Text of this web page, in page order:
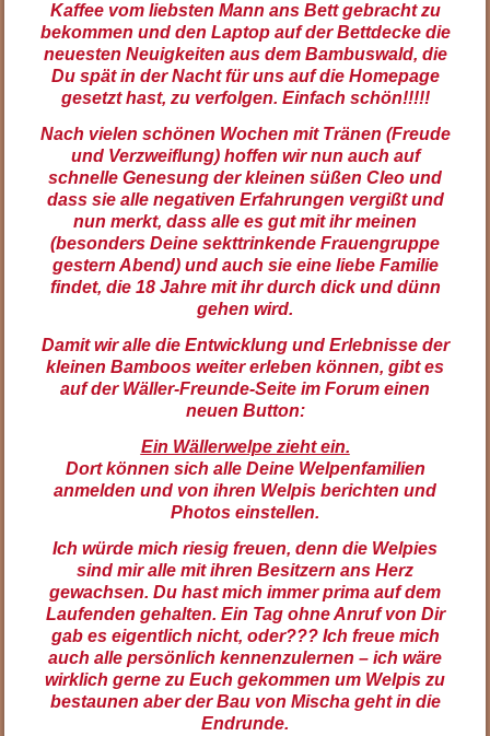
Kaffee vom liebsten Mann ans Bett gebracht zu
bekommen und den Laptop auf der Bettdecke die
neuesten Neuigkeiten aus dem Bambuswald, die
Du spät in der Nacht für uns auf die Homepage
gesetzt hast, zu verfolgen. Einfach schön!!!!!
Nach vielen schönen Wochen mit Tränen (Freude
und Verzweiflung) hoffen wir nun auch auf
schnelle Genesung der kleinen süßen Cleo und
dass sie alle negativen Erfahrungen vergißt und
nun merkt, dass alle es gut mit ihr meinen
(besonders Deine sekttrinkende Frauengruppe
gestern Abend) und auch sie eine liebe Familie
findet, die 18 Jahre mit ihr durch dick und dünn
gehen wird.
Damit wir alle die Entwicklung und Erlebnisse der
kleinen Bamboos weiter erleben können, gibt es
auf der Wäller-Freunde-Seite im Forum einen
neuen Button:
Ein Wällerwelpe zieht ein.
Dort können sich alle Deine Welpenfamilien
anmelden und von ihren Welpis berichten und
Photos einstellen.
Ich würde mich riesig freuen, denn die Welpies
sind mir alle mit ihren Besitzern ans Herz
gewachsen. Du hast mich immer prima auf dem
Laufenden gehalten. Ein Tag ohne Anruf von Dir
gab es eigentlich nicht, oder??? Ich freue mich
auch alle persönlich kennenzulernen – ich wäre
wirklich gerne zu Euch gekommen um Welpis zu
bestaunen aber der Bau von Mischa geht in die
Endrunde.